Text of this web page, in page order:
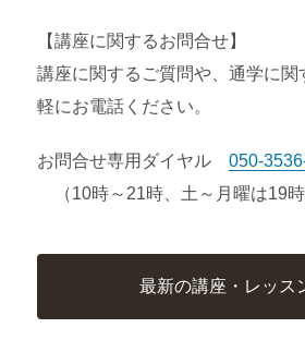
【講座に関するお問合せ】
講座に関するご質問や、通学に関
軽にお電話ください。
お問合せ専用ダイヤル 050-
（10時～21時、土～月曜は19時
最新の講座・レッス